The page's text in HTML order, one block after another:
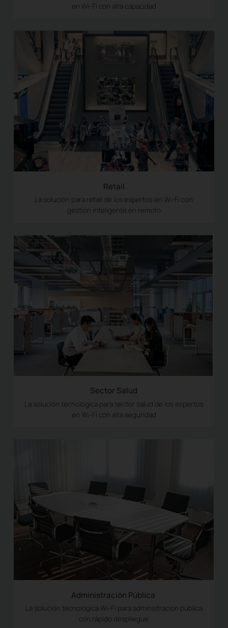
en Wi-Fi con alta capacidad
Retail
La solución para retail de los expertos en Wi-Fi con
gestión inteligente en remoto
Sector Salud
La solución tecnológica para sector salud de los expertos
en Wi-Fi con alta seguridad
Administración Pública
La solución tecnológica Wi-Fi para administración pública
con rápido despliegue